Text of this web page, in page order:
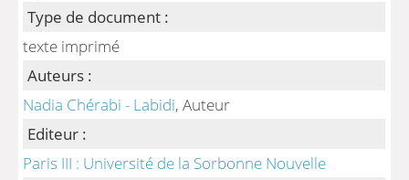
Type de document :
texte imprimé
Auteurs :
Nadia Chérabi - Labidi, Auteur
Editeur :
Paris III : Université de la Sorbonne Nouvelle